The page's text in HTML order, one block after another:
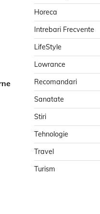
Horeca
Intrebari Frecvente
LifeStyle
Lowrance
Recomandari
Sanatate
Stiri
Tehnologie
Travel
Turism